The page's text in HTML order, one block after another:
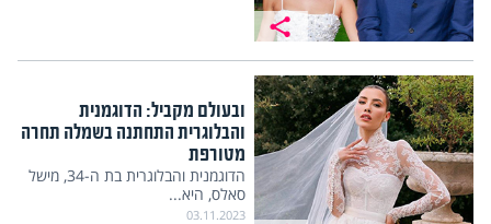
ובעולם מקביל: הדוגמנית
והבלוגרית התחתנה בשמלה תחרה
מטורפת
הדוגמנית והבלוגרית בת ה-34, מישל
סאלס, היא...
03.11.2023